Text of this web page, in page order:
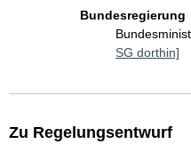
Bundesregierung
SG dorthin]
Zu Regelungsentwurf